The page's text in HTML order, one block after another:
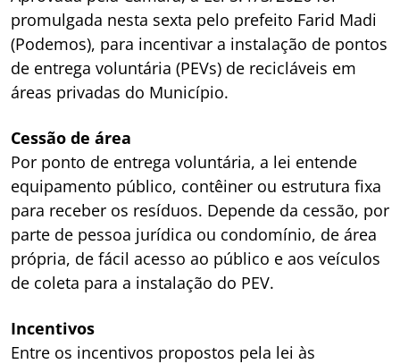
promulgada nesta sexta pelo prefeito Farid Madi
(Podemos), para incentivar a instalação de pontos
de entrega voluntária (PEVs) de recicláveis em
áreas privadas do Município.
Cessão de área
Por ponto de entrega voluntária, a lei entende
equipamento público, contêiner ou estrutura fixa
para receber os resíduos. Depende da cessão, por
parte de pessoa jurídica ou condomínio, de área
própria, de fácil acesso ao público e aos veículos
de coleta para a instalação do PEV.
Incentivos
Entre os incentivos propostos pela lei às